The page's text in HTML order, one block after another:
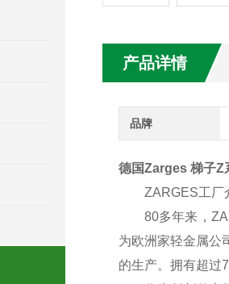
电机FCPA 71B-2参数介绍
产品详情
品牌
德国Zarges 梯子Z
ZARGES工厂
80多年来，
为欧洲家轻金属公
的生产。拥有超过